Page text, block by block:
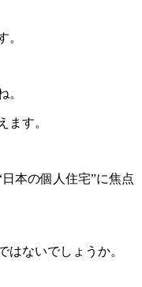
。
。
ます。
本の個人住宅”に焦点
はないでしょうか。